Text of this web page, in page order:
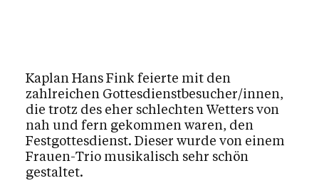
Kaplan Hans Fink feierte mit den
zahlreichen Gottesdienstbesucher/innen,
die trotz des eher schlechten Wetters von
nah und fern gekommen waren, den
Festgottesdienst. Dieser wurde von einem
Frauen-Trio musikalisch sehr schön
gestaltet.